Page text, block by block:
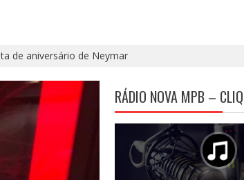
de aniversário de Neymar
RÁDIO NOVA MPB –